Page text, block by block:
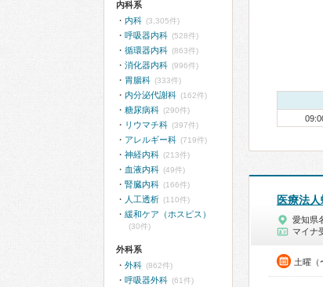
医療法
愛知県
マイナ
土曜（
内科系
内科 (3,305件)
呼吸器内科 (528件)
循環器内科 (863件)
消化器内科 (996件)
胃腸科 (333件)
内分泌代謝科 (162件)
糖尿病科 (290件)
リウマチ科 (397件)
アレルギー科 (719件)
神経内科 (213件)
血液内科 (49件)
腎臓内科 (166件)
人工透析 (110件)
緩和ケア（ホスピス）
(30件)
外科系
外科 (862件)
呼吸器外科 (61件)